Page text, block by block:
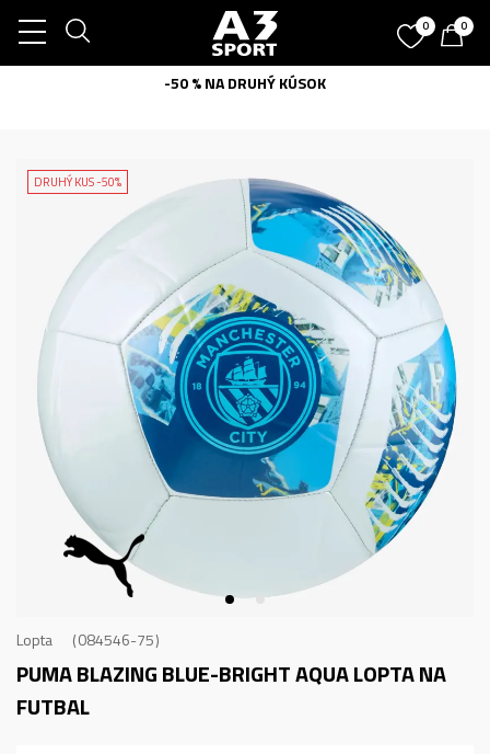
0 0
-50 % NA DRUHÝ KÚSOK
DRUHÝ KUS -50%
Lopta 084546-75
PUMA BLAZING BLUE-BRIGHT AQUALOPTA NA
FUTBAL